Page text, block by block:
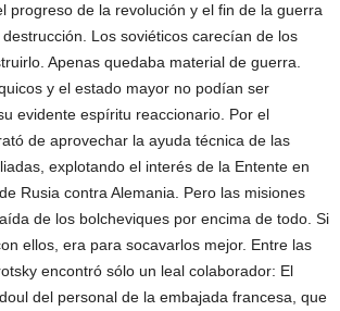
progreso de la revolución y el fin de la guerra
Los soviéticos carecían de los
Apenas quedaba material de guerra.
y el estado mayor no podían ser
evidente espíritu reaccionario. Por el
de aprovechar la ayuda técnica de las
explotando el interés de la Entente en
Rusia contra Alemania. Pero las misiones
de los bolcheviques por encima de todo. Si
ellos, era para socavarlos mejor. Entre las
encontró sólo un leal colaborador: El
del personal de la embajada francesa, que